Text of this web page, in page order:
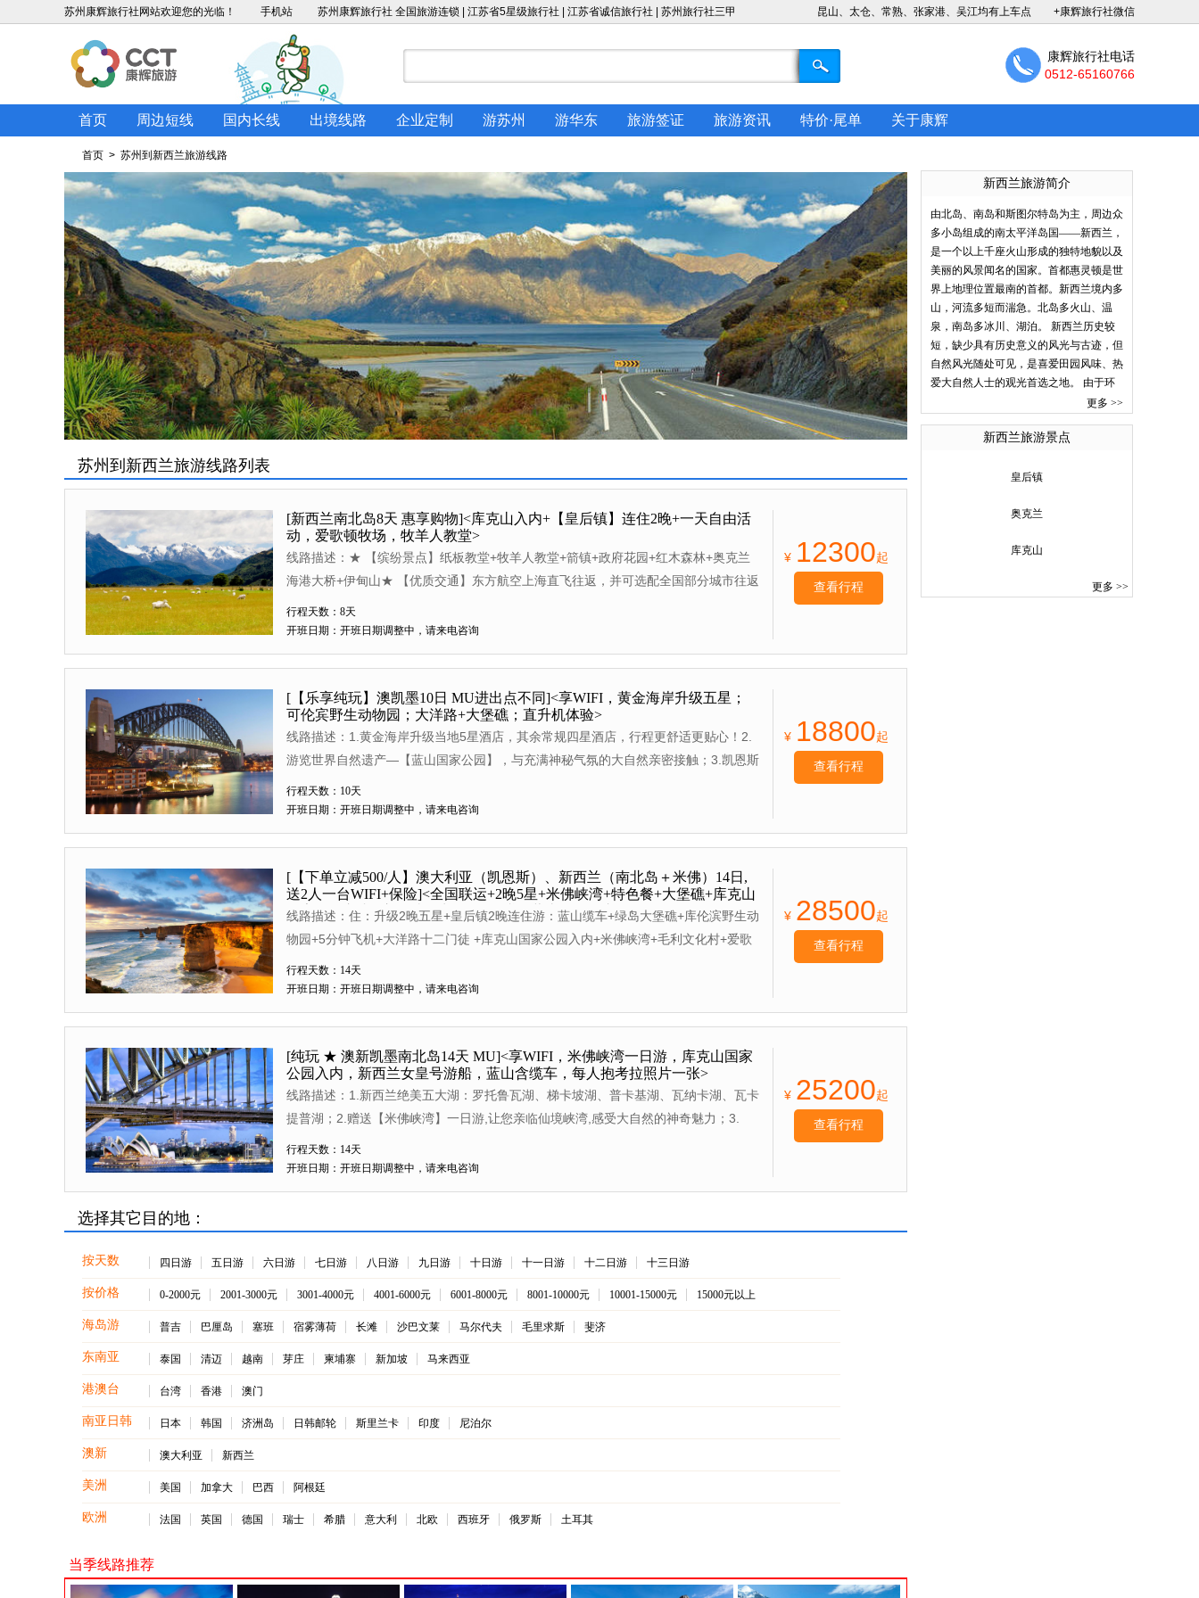
苏州康辉旅行社 网站欢迎您的光临！ 手机站 苏州康辉旅行社 全国旅游连锁 | 江苏省5星级旅行社 | 江苏省诚信旅行社 | 苏州旅行社三甲 +康辉旅行社微信
昆山、太仓、常熟、张家港、吴江均有上车点
康辉旅行社电话
0512-65160766
首页 周边短线 国内长线 出境线路 企业定制 游苏州 游华东 旅游签证 旅游资讯 特价·尾单 关于康辉
首页 > 苏州到新西兰旅游线路
苏州到新西兰旅游线路列表
[新西兰南北岛8天 惠享购物]<库克山入内+【皇后镇】连住2晚+一天自由活
动，爱歌顿牧场，牧羊人教堂>
线路描述：★ 【缤纷景点】纸板教堂+牧羊人教堂+箭镇+政府花园+红木森林+奥克兰
海港大桥+伊甸山★ 【优质交通】东方航空上海直飞往返，并可选配全国部分城市往返
联运服务，出行更加便捷！线路特色： 罗托鲁瓦五星景点【爱歌顿皇家牧场】,带您体
验农场生活的乐趣，喂食小动物，亲近大自然；； 新西兰毛利文化的聚集地【毛利文
行程天数：8天
开班日期：开班日期调整中，请来电咨询
¥ 12300起
查看行程
[【乐享纯玩】澳凯墨10日 MU进出点不同]<享WIFI，黄金海岸升级五星；
可伦宾野生动物园；大洋路+大堡礁；直升机体验>
线路描述：1.黄金海岸升级当地5星酒店，其余常规四星酒店，行程更舒适更贴心！2.
游览世界自然遗产—【蓝山国家公园】，与充满神秘气氛的大自然亲密接触；3.凯恩斯
—乘船出海【绿岛】，体验大堡礁与海岛完美结合，探索神秘海底珊瑚礁群；线路特
色： 4.黄金海岸【可伦宾野生动物园】——近距离接近澳洲最具特色的野生动物；(赠
徒的奇景； 6.特别赠送【黄金海岸飞行体验】：您将会看到黃金海岸的金色沙滩，空
中飞行时间5分钟。
行程天数：10天
开班日期：开班日期调整中，请来电咨询
¥ 18800起
查看行程
[【下单立减500/人】澳大利亚（凯恩斯）、新西兰（南北岛＋米佛）14日,
送2人一台WIFI+保险]<全国联运+2晚5星+米佛峡湾+特色餐+大堡礁+库克山
国家公园入内+库仑斌野生动物园+赠送蓝山三层缆车>
线路描述：住：升级2晚五星+皇后镇2晚连住游：蓝山缆车+绿岛大堡礁+库伦滨野生动
物园+5分钟飞机+大洋路十二门徒 +库克山国家公园入内+米佛峡湾+毛利文化村+爱歌
顿农场+霍比特人+皇后镇SKYLINE天际缆车食：8菜1汤行：全国联运，东方航空公司
直飞，无早航班线路特色： 【行程精彩全面】： 澳大利亚： 世界遗产悉尼蓝山国家公
物园 世界遗产大洋路十二门徒 世界遗产凯恩斯绿岛大堡礁＋库兰达雨林小镇 新西兰南
岛：观星小镇梯卡坡+世界奇景米尔福德峡湾＋库克山国家公园入内＋皇后镇SKYLINE
天际缆车 新西兰北岛：爱格顿皇家牧场+毛利文化村＋霍比特人 【精选航班】：东方
航空公司免费全国联运，飞机WIFI，免费托运2件23公斤，境外内陆无早航班 【餐饮
缤纷多样】：8菜1汤，悉尼港三道式游船餐，凯恩斯大堡礁自助餐 【酒店绝美舒
适】：精选4星酒店+澳洲升级2晚五星，皇后镇连住2晚 【自在悠闲】：行程舒适合
理，不走回头路，经典全含，纯玩无购物! 【附加增值服务】: 优质金牌领队+专业地
接，2人一台WIFI
行程天数：14天
开班日期：开班日期调整中，请来电咨询
¥ 28500起
查看行程
[纯玩 ★ 澳新凯墨南北岛14天 MU]<享WIFI，米佛峡湾一日游，库克山国家
公园入内，新西兰女皇号游船，蓝山含缆车，每人抱考拉照片一张>
线路描述：1.新西兰绝美五大湖：罗托鲁瓦湖、梯卡坡湖、普卡基湖、瓦纳卡湖、瓦卡
提普湖；2.赠送【米佛峡湾】一日游,让您亲临仙境峡湾,感受大自然的神奇魅力；3.
【库克山国家公园】入内参观，一览山脉冰川的壮阔景致； 4.特别安排罗托鲁瓦五星
景点【爱歌顿皇家牧场】,带您体验农场生活的乐趣，喂食小动物，亲近大自然；5.特
找海豚的踪迹！ 7.凯恩斯—乘船出海【绿岛】，体验大堡礁与海岛完美结合，探索神
秘海底珊瑚礁群； 8.特别安排前往壮美【大洋路】，带您领略十二门徒的奇景； 9.黄
金海岸【可伦宾野生动物园】——近距离接近澳洲最具特色的野生动物；(赠送每人抱
考拉照片一张) 10.特别赠送【直升机飞行体验】：您将会看到黃金海岸的金色沙滩，
空中飞行时间5分钟。
行程天数：14天
开班日期：开班日期调整中，请来电咨询
¥ 25200起
查看行程
选择其它目的地：
按天数 四日游 五日游 六日游 七日游 八日游 九日游 十日游 十一日游 十二日游 十三日游
按价格 0-2000元 2001-3000元 3001-4000元 4001-6000元 6001-8000元 8001-10000元 10001-15000元 15000元以上
海岛游 普吉 巴厘岛 塞班 宿雾薄荷 长滩 沙巴文莱 马尔代夫 毛里求斯 斐济
东南亚 泰国 清迈 越南 芽庄 柬埔寨 新加坡 马来西亚
港澳台 台湾 香港 澳门
南亚日韩 日本 韩国 济洲岛 日韩邮轮 斯里兰卡 印度 尼泊尔
澳新 澳大利亚 新西兰
美洲 美国 加拿大 巴西 阿根廷
欧洲 法国 英国 德国 瑞士 希腊 意大利 北欧 西班牙 俄罗斯 土耳其
当季线路推荐
新西兰旅游简介
由北岛、南岛和斯图尔特岛为主，周边众
多小岛组成的南太平洋岛国——新西兰，
是一个以上千座火山形成的独特地貌以及
美丽的风景闻名的国家。首都惠灵顿是世
界上地理位置最南的首都。新西兰境内多
山，河流多短而湍急。北岛多火山、温
泉，南岛多冰川、湖泊。 新西兰历史较
短，缺少具有历史意义的风光与古迹，但
自然风光随处可见，是喜爱田园风味、热
爱大自然人士的观光首选之地。 由于环
太平洋且在大洋板块与大陆板块之间的特
名的鲁阿佩胡火山与另外14座火山形成了
的周围，还有很多大小不一，形态各异的
溶于火山的险要之中，让人在心惊胆颤中
的宝藏。除了火山景观，新西兰还有很多
参观，使人不但沉醉在美景之中，还能尝
更多 >>
新西兰旅游景点
皇后镇
奥克兰
库克山
更多 >>